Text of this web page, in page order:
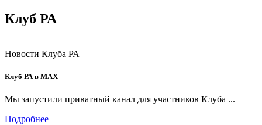
Клуб РА
Новости Клуба РА
Клуб РА в MAX
Мы запустили приватный канал для участников Клуба ...
Подробнее